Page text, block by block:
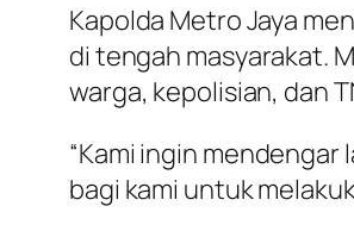
Kapolda Metro Jaya
di tengah masyarakat.
warga, kepolisian, dan
“Kami ingin
bagi kami untuk